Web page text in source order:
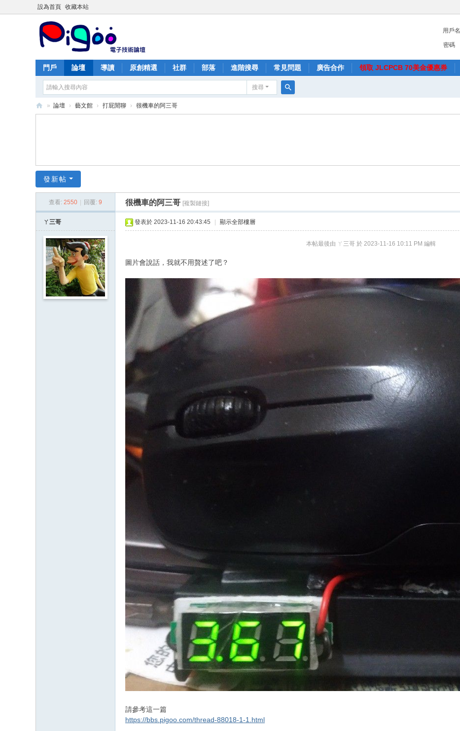
設為首頁 收藏本站
用戶名
密碼
門戶 論壇 導讀 原創精選 社群 部落 進階搜尋 常見問題 廣告合作 領取 JLCPCB 70美金優惠券
搜尋
尋
酷
» 論壇 › 藝文館 › 打屁閒聊 › 很機車的阿三哥
發新帖
查看: 2550 回覆: 9 很機車的阿三哥 [複製鏈接]
ㄚ三哥 發表於 2023-11-16 20:43:45 顯示全部樓層
本帖最後由 ㄚ三哥 於 2023-11-16 10:11 PM 編輯
圖片會說話，我就不用贅述了吧？
請參考這一篇
https://bbs.pigoo.com/thread-88018-1-1.html